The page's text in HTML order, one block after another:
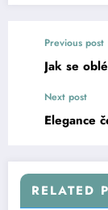
Previous post
Jak se
Next post
Elegance
RELATED